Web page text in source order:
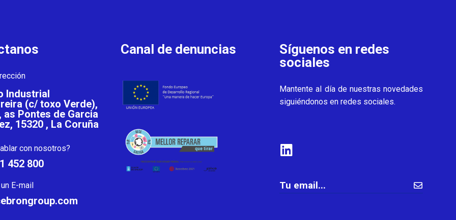
Industrial
(c/ toxo Verde),
as Pontes de Garcia
15320 , La Coruña
con nosotros?
452 800
E-mail
Canal de denuncias
Síguenos en redes
sociales
Mantente al día de nuestras novedades
siguiéndonos en redes sociales.